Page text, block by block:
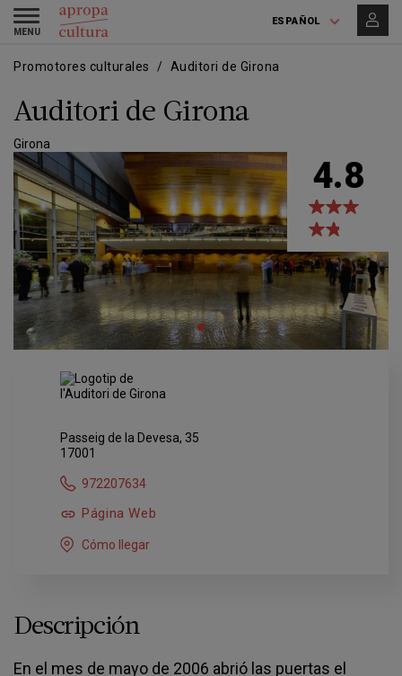
Pasar
contenido
Skip
main
ESPAÑOL
Toggle
navigation
Promotores culturales Auditori de Girona
Auditori de Girona
Girona
4.8
Passeig de la Devesa, 35
17001
972207634
Página Web
Cómo llegar
Descripción
En el mes de mayo de 2006 abrió las puertas el